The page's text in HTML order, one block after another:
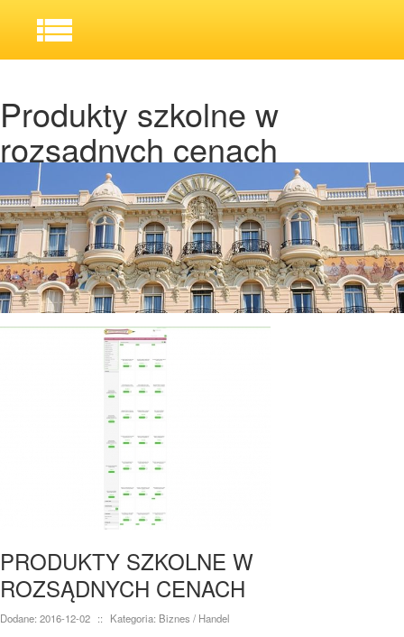
Produkty szkolne w
rozsądnych cenach
PRODUKTY SZKOLNE W
ROZSĄDNYCH CENACH
Dodane: 2016-12-02 ::
Kategoria: Biznes / Handel